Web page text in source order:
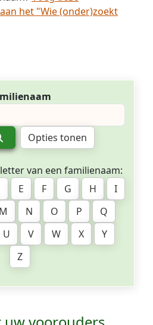
het "Wie (onder)zoekt
Opties tonen
van een familienaam:
E F G H
I
M N O P
Q
U V W X
Y
Z